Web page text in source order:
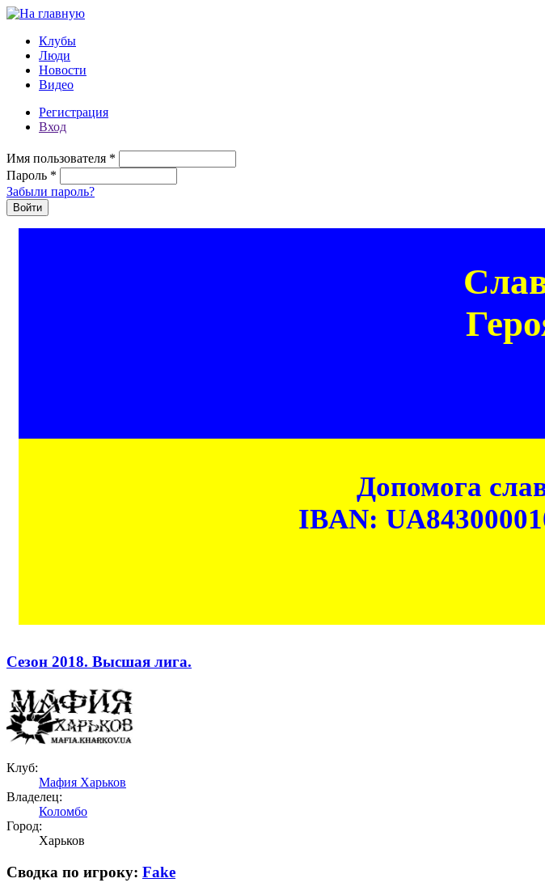
Перейти к основному содержанию
Клубы
Люди
Новости
Видео
Регистрация
Вход
Имя пользователя *
Пароль *
Забыли пароль?
Допомога
IBAN:
Сезон 2018. Высшая лига.
Клуб:
Мафия Харьков
Владелец:
Коломбо
Город:
Харьков
Сводка по игроку: Fake